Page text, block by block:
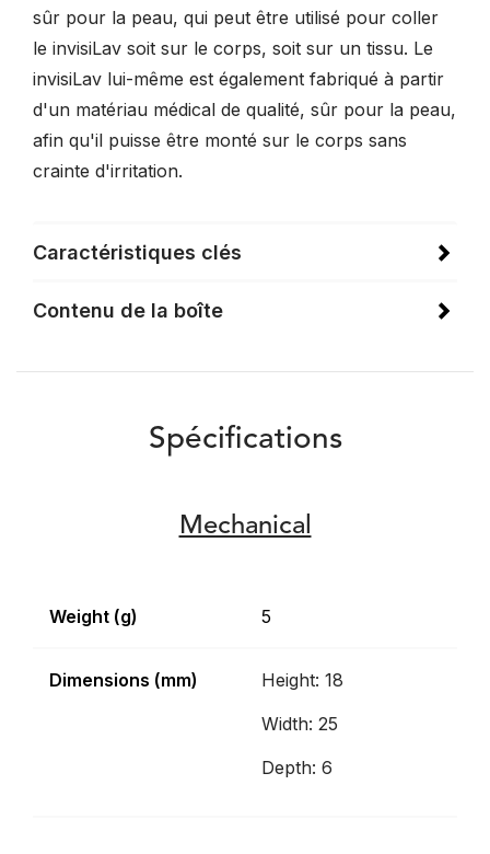
sûr pour la peau, qui peut être utilisé pour coller
le invisiLav soit sur le corps, soit sur un tissu. Le
invisiLav lui-même est également fabriqué à partir
d'un matériau médical de qualité, sûr pour la peau,
afin qu'il puisse être monté sur le corps sans
crainte d'irritation.
Caractéristiques clés
Contenu de la boîte
Spécifications
Mechanical
Weight (g) 5
Dimensions (mm)
Height: 18
Width: 25
Depth: 6